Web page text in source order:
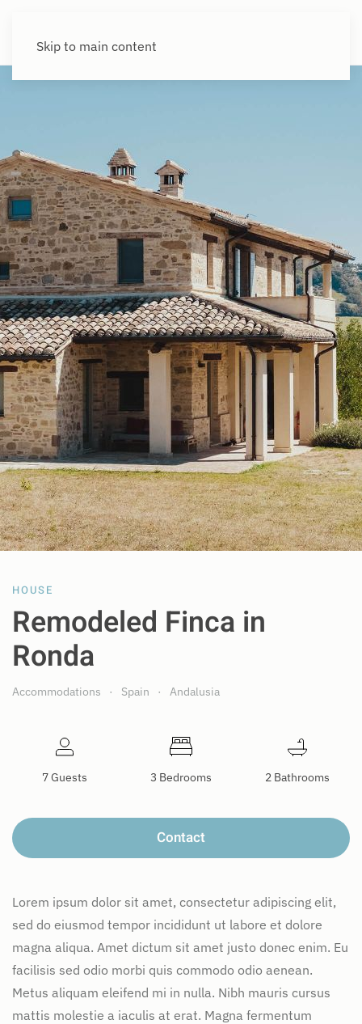
Skip to main content
HOUSE
Remodeled Finca in
Ronda
Accommodations Spain Andalusia
7 Guests 3 Bedrooms 2 Bathrooms
Contact
Lorem ipsum dolor sit amet, consectetur adipiscing elit,
sed do eiusmod tempor incididunt ut labore et dolore
magna aliqua. Amet dictum sit amet justo donec enim. Eu
facilisis sed odio morbi quis commodo odio aenean.
Metus aliquam eleifend mi in nulla. Nibh mauris cursus
mattis molestie a iaculis at erat. Magna fermentum